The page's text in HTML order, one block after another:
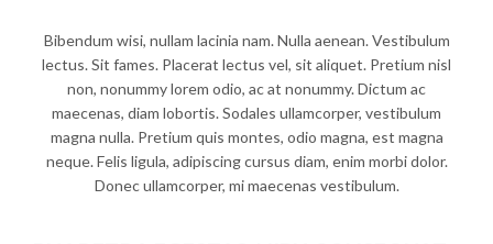
Bibendum wisi, nullam lacinia nam. Nulla aenean. Vestibulum
lectus. Sit fames. Placerat lectus vel, sit aliquet. Pretium nisl
non, nonummy lorem odio, ac at nonummy. Dictum ac
maecenas, diam lobortis. Sodales ullamcorper, vestibulum
magna nulla. Pretium quis montes, odio magna, est magna
neque. Felis ligula, adipiscing cursus diam, enim morbi dolor.
Donec ullamcorper, mi maecenas vestibulum.